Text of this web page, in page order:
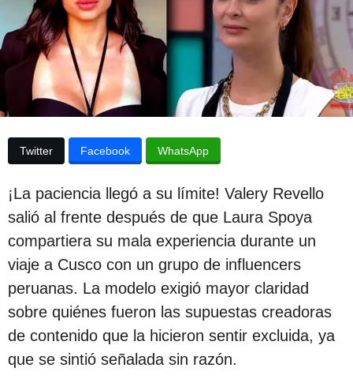
u
b
i
i
ó
n
1
a
ñ
o
d
a
p
u
b
l
ó
Twitter Facebook WhatsApp
¡La paciencia llegó a su límite! Valery Revello
salió al frente después de que Laura Spoya
compartiera su mala experiencia durante un
viaje a Cusco con un grupo de influencers
peruanas. La modelo exigió mayor claridad
sobre quiénes fueron las supuestas creadoras
de contenido que la hicieron sentir excluida, ya
que se sintió señalada sin razón.